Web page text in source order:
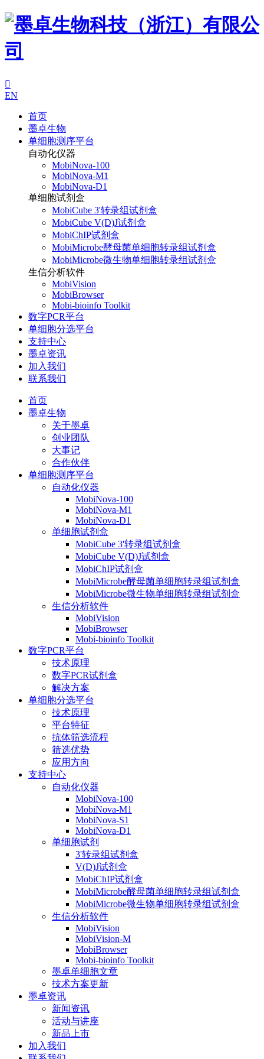

EN
首页
墨卓生物
单细胞测序平台
自动化仪器
MobiNova-100
MobiNova-M1
MobiNova-D1
单细胞试剂盒
MobiCube 3'转录组试剂盒
MobiCube V(D)J试剂盒
MobiChIP试剂盒
MobiMicrobe酵母菌单细胞转录组试剂盒
MobiMicrobe微生物单细胞转录组试剂盒
生信分析软件
MobiVision
MobiBrowser
Mobi-bioinfo Toolkit
数字PCR平台
单细胞分选平台
支持中心
墨卓资讯
加入我们
联系我们
首页
墨卓生物
关于墨卓
创业团队
大事记
合作伙伴
单细胞测序平台
自动化仪器
MobiNova-100
MobiNova-M1
MobiNova-D1
单细胞试剂盒
MobiCube 3'转录组试剂盒
MobiCube V(D)J试剂盒
MobiChIP试剂盒
MobiMicrobe酵母菌单细胞转录组试剂盒
MobiMicrobe微生物单细胞转录组试剂盒
生信分析软件
MobiVision
MobiBrowser
Mobi-bioinfo Toolkit
数字PCR平台
技术原理
数字PCR试剂盒
解决方案
单细胞分选平台
技术原理
平台特征
抗体筛选流程
筛选优势
应用方向
支持中心
自动化仪器
MobiNova-100
MobiNova-M1
MobiNova-S1
MobiNova-D1
单细胞试剂
3'转录组试剂盒
V(D)J试剂盒
MobiChIP试剂盒
MobiMicrobe酵母菌单细胞转录组试剂盒
MobiMicrobe微生物单细胞转录组试剂盒
生信分析软件
MobiVision
MobiVision-M
MobiBrowser
Mobi-bioinfo Toolkit
墨卓单细胞文章
技术方案更新
墨卓资讯
新闻资讯
活动与讲座
新品上市
加入我们